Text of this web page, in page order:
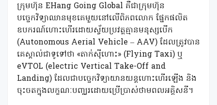
ក្រុមហ៊ុន EHang Going Global គឺជាក្រុមហ៊ុន
បច្ចេកវិទ្យាឈានមុខគេមួយនៅលើពិភពលោក ផ្នែកផលិត
ឧបករណ៍ហោះហើរដោយស្វ័យប្រវត្តគ្មានមនុស្សបើក
(Autonomous Aerial Vehicle – AAV) ដែលត្រូវបាន
គេស្គាល់ជាទូទៅថា «តាក់ស៊ីហោះ» (Flying Taxi) ឬ
eVTOL (electric Vertical Take-Off and
Landing) ដែលជាបច្ចេកវិទ្យាយានយន្តហោះហើរឡើង និង
ចុះចតក្នុងលក្ខណៈបញ្ឈរដោយប្រើប្រាស់ថាមពលអគ្គិសនី។